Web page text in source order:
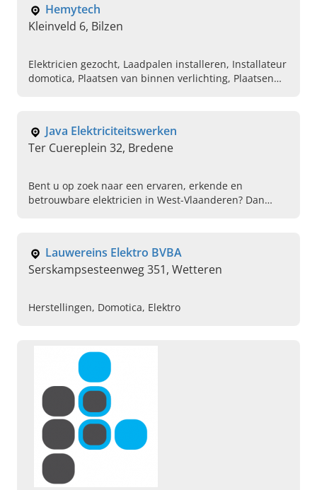
Hemytech
Kleinveld 6, Bilzen
Elektricien gezocht, Laadpalen installeren, Installateur
domotica, Plaatsen van binnen verlichting, Plaatsen
Java Elektriciteitswerken
Ter Cuereplein 32, Bredene
Bent u op zoek naar een ervaren, erkende en
betrouwbare elektricien in West-Vlaanderen? Dan
kunt u op ons rekenen.
Lauwereins Elektro BVBA
Serskampsesteenweg 351, Wetteren
Herstellingen, Domotica, Elektro